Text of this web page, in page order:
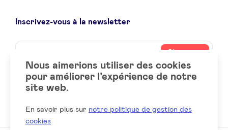
Inscrivez-vous à la newsletter
Name
Votre
email
Social
LinkedIn
Nous aimerions utiliser des cookies
pour améliorer l’expérience de notre
site web.
En savoir plus sur notre politique de gestion des
cookies